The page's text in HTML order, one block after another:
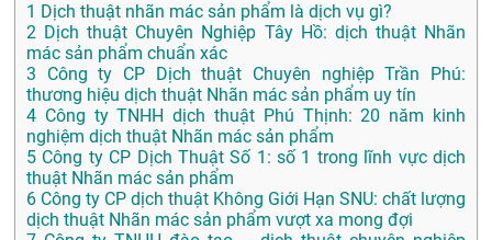
1 Dịch thuật nhãn mác sản phẩm là dịch vụ gì?
2 Dịch thuật Chuyên Nghiệp Tây Hồ: dịch thuật Nhãn
mác sản phẩm chuẩn xác
3 Công ty CP Dịch thuật Chuyên nghiệp Trần Phú:
thương hiệu dịch thuật Nhãn mác sản phẩm uy tín
4 Công ty TNHH dịch thuật Phú Thịnh: 20 năm kinh
nghiệm dịch thuật Nhãn mác sản phẩm
5 Công ty CP Dịch Thuật Số 1: số 1 trong lĩnh vực dịch
thuật Nhãn mác sản phẩm
6 Công ty CP dịch thuật Không Giới Hạn SNU: chất lượng
dịch thuật Nhãn mác sản phẩm vượt xa mong đợi